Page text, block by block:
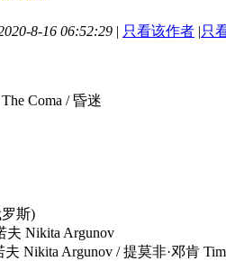
8-16 06:52:29 | 只看该作者 |只
Coma / 昏迷
斯)
Nikita Argunov
Argunov / 提莫非·邓肯